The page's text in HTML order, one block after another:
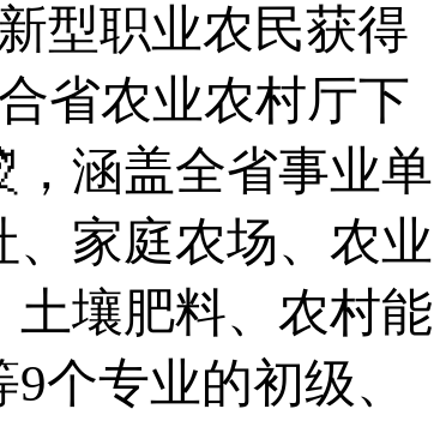
型职业农民获得
省农业农村厅下
涵盖全省事业单
家庭农场、农业
壤肥料、农村能
个专业的初级、